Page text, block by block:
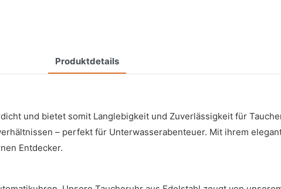
Produktdetails
und bietet somit Langlebigkeit und Zuverlässigkeit für
– perfekt für Unterwasserabenteuer. Mit ihrem
Entdecker.